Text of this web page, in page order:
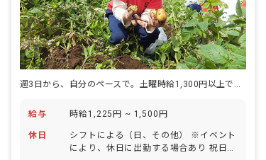
給与 時給1,225円 ~ 1,500円
休日
シフトによる（日、その他） ※イベント
により、休日に出勤する場合あり 祝日